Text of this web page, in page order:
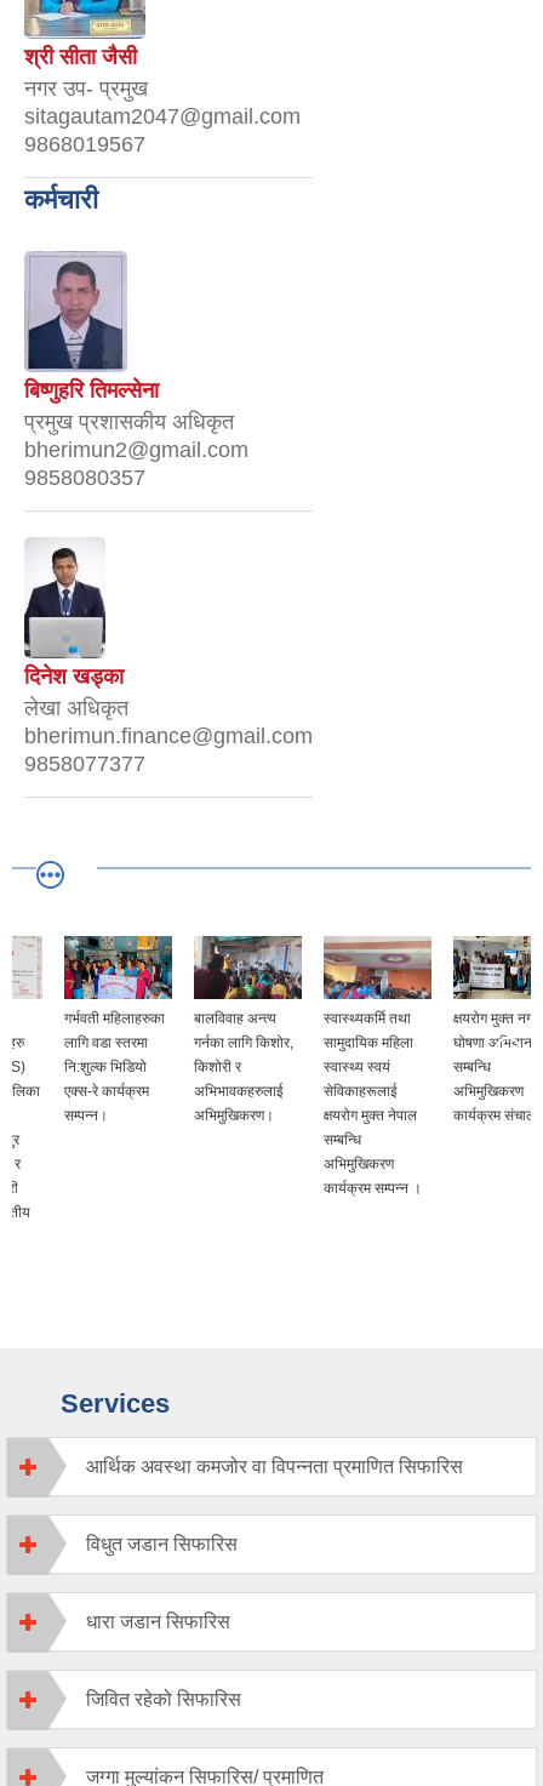
श्री सीता जैसी
नगर उप- प्रमुख
sitagautam2047@gmail.com
9868019567
कर्मचारी
बिष्णुहरि तिमल्सेना
प्रमुख प्रशासकीय अधिकृत
bherimun2@gmail.com
9858080357
दिनेश खड्का
लेखा अधिकृत
bherimun.finance@gmail.com
9858077377
गर्भवती महिलाहरुका
लागि वडा स्तरमा
नि:शुल्क भिडियो
एक्स-रे कार्यक्रम
सम्पन्न।
बालविवाह अन्त्य
गर्नका लागि किशोर,
किशोरी र
अभिभावकहरुलाई
अभिमुखिकरण।
स्वास्थ्यकर्मि तथा
सामुदायिक महिला
स्वास्थ्य स्वयं
सेविकाहरूलाई
क्षयरोग मुक्त नेपाल
अभिमुखिकरण
कार्यक्रम सम्पन्न ।
क्षयरोग मुक्त नगर
घोषणा अभियान
अभिमुखिकरण
कार्यक्रम संचालन ।
Services
आर्थिक अवस्था कमजोर वा विपन्नता प्रमाणित सिफारिस
विधुत जडान सिफारिस
धारा जडान सिफारिस
जिवित रहेको सिफारिस
जग्गा मुल्यांकन सिफारिस/ प्रमाणित